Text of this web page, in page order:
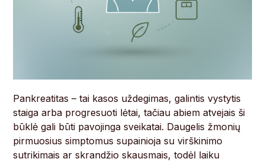
Pankreatitas – tai kasos uždegimas, galintis vystytis
staiga arba progresuoti lėtai, tačiau abiem atvejais ši
būklė gali būti pavojinga sveikatai. Daugelis žmonių
pirmuosius simptomus supainioja su virškinimo
sutrikimais ar skrandžio skausmais, todėl laiku